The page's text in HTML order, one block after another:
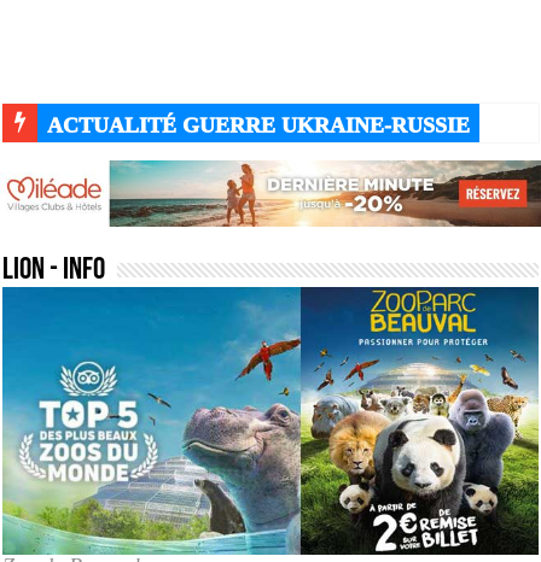
ACTUALITÉ GUERRE UKRAINE-RUSSIE
lion - Info